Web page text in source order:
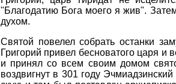
"Благодатию Бога моего я жив".
духом.
Святой повелел собрать останки
Григорий привел бесноватого царя и
и принял со всем своим домом
воздвигнут в 301 году